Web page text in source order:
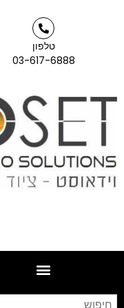
טלפון
03-617-6888